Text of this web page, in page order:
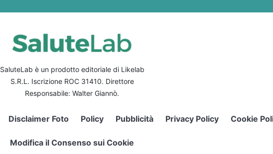
SaluteLab è un prodotto editoriale di Likelab
S.R.L. Iscrizione ROC 31410. Direttore
Responsabile: Walter Giannò.
Disclaimer Foto Policy Pubblicità Privacy Policy Cookie
Modifica il Consenso sui Cookie